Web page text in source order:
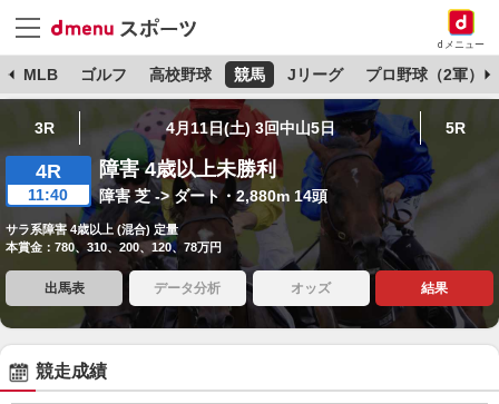
dメニュー
MLB ゴルフ 高校野球 競馬 Jリーグ プロ野球（2軍）
3R 4月11日(土) 3回中山5日 5R
4R
11:40
障害 4歳以上未勝利
障害 芝 -> ダート・2,880m 14頭
サラ系障害 4歳以上 (混合) 定量
本賞金：780、310、200、120、78万円
出馬表 データ分析 オッズ 結果
競走成績